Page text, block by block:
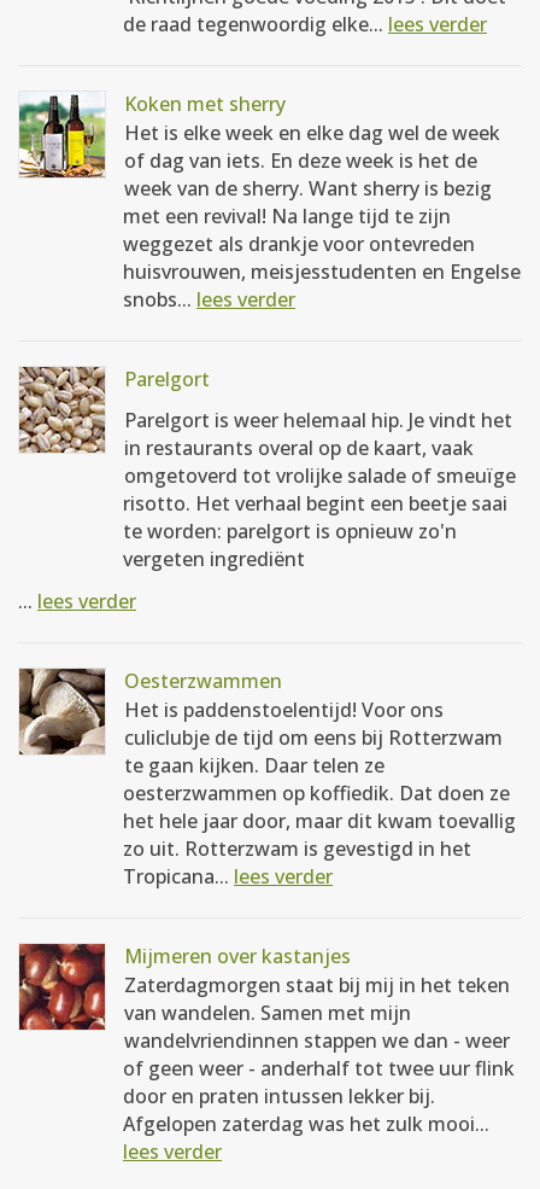
de raad tegenwoordig elke... lees verder
Koken met sherry
Het is elke week en elke dag wel de week
of dag van iets. En deze week is het de
week van de sherry. Want sherry is bezig
met een revival! Na lange tijd te zijn
weggezet als drankje voor ontevreden
huisvrouwen, meisjesstudenten en Engelse
snobs... lees verder
Parelgort
Parelgort is weer helemaal hip. Je vindt het
in restaurants overal op de kaart, vaak
omgetoverd tot vrolijke salade of smeuïge
risotto. Het verhaal begint een beetje saai
te worden: parelgort is opnieuw zo'n
vergeten ingrediënt
... lees verder
Oesterzwammen
Het is paddenstoelentijd! Voor ons
culiclubje de tijd om eens bij Rotterzwam
te gaan kijken. Daar telen ze
oesterzwammen op koffiedik. Dat doen ze
het hele jaar door, maar dit kwam toevallig
zo uit. Rotterzwam is gevestigd in het
Tropicana... lees verder
Mijmeren over kastanjes
Zaterdagmorgen staat bij mij in het teken
van wandelen. Samen met mijn
wandelvriendinnen stappen we dan - weer
of geen weer - anderhalf tot twee uur flink
door en praten intussen lekker bij.
Afgelopen zaterdag was het zulk mooi...
lees verder